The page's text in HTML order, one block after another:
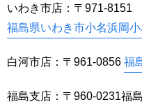
いわき市店：〒971-8151
福島県いわき市小名浜岡
白河市店：〒961-0856 福
福島支店：〒960-0231福